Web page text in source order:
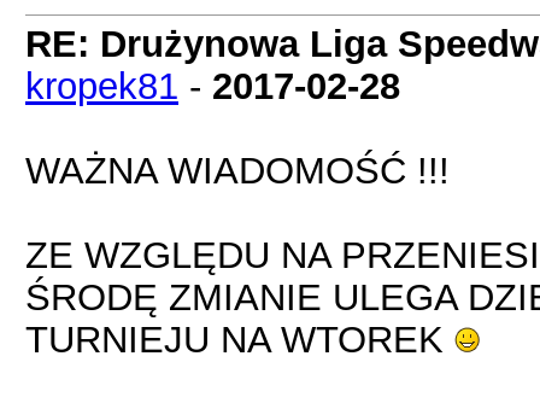
RE: Drużynowa Liga
kropek81 - 2017-02-28
WAŻNA WIADOMOŚĆ !!!
ZE WZGLĘDU NA
ŚRODĘ ZMIANIE ULEGA
TURNIEJU NA WTOREK